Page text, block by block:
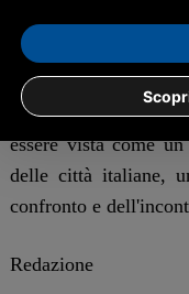
In un momento
rappresenta una
riaffermano la
integrazione e
essere vista come
delle città italiane,
confronto e
Redazione